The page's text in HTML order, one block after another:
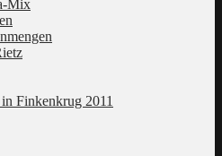
Mix
Finkenkrug 2011